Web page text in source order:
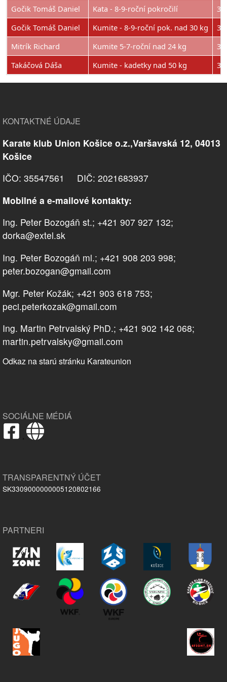
Gočik Tomáš Daniel
Kata - 8-9-roční pokročilí
Gočik Tomáš Daniel
Kumite - 8-9-roční pok. nad 30 kg
Mitrík Richard
Kumite 5-7-roční nad 24 kg
Takáčová Dáša
Kumite - kadetky nad 50 kg
KONTAKTNÉ ÚDAJE
Karate klub Union Košice o.z.,Varšavská 12, 04013
Košice
IČO: 35547561 DIČ: 2021683937
Mobilné a e-mailové kontakty:
Ing. Peter Bozogáň st.; +421 907 927 132;
dorka@extel.sk
Ing. Peter Bozogáň ml.; +421 908 203 998;
peter.bozogan@gmail.com
Mgr. Peter Kožák; +421 903 618 753;
peci.peterkozak@gmail.com
Ing. Martin Petrvalský PhD.; +421 902 142 068;
martin.petrvalsky@gmail.com
Odkaz na starú stránku Karateunion
SOCIÁLNE MÉDIÁ
,
TRANSPARENTNÝ ÚČET
SK3309000000005120802166
PARTNERI